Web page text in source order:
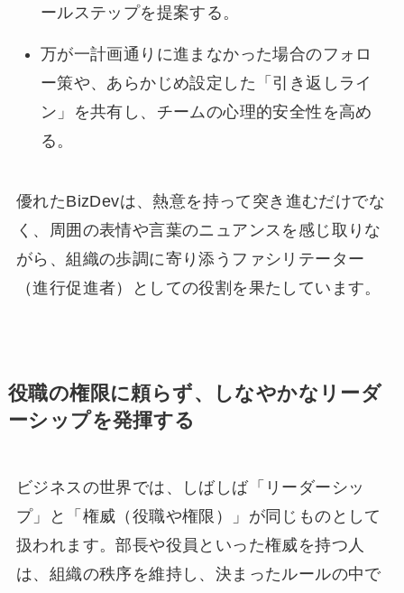
ールステップを提案する。
万が一計画通りに進まなかった場合のフォロ
ー策や、あらかじめ設定した「引き返しライ
ン」を共有し、チームの心理的安全性を高め
る。
優れたBizDevは、熱意を持って突き進むだけでな
く、周囲の表情や言葉のニュアンスを感じ取りな
がら、組織の歩調に寄り添うファシリテーター
（進行促進者）としての役割を果たしています。
役職の権限に頼らず、しなやかなリーダ
ーシップを発揮する
ビジネスの世界では、しばしば「リーダーシッ
プ」と「権威（役職や権限）」が同じものとして
扱われます。部長や役員といった権威を持つ人
は、組織の秩序を維持し、決まったルールの中で